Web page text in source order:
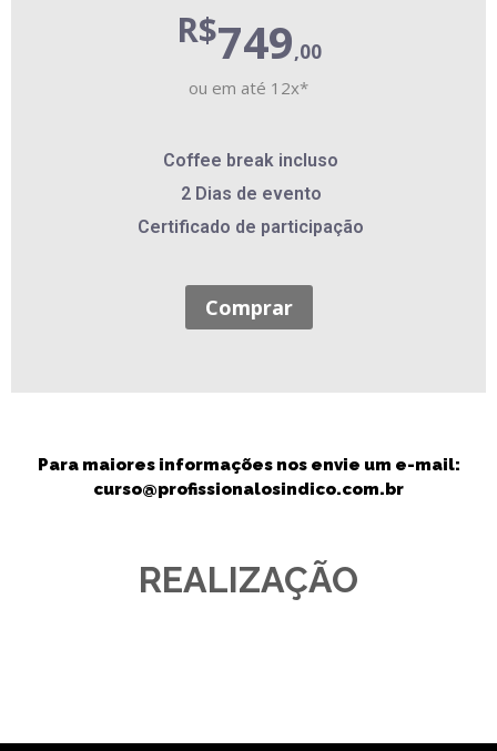
R$749,00
ou em até 12x*
Coffee break incluso
2 Dias de evento
Certificado de participação
Comprar
Para maiores informações nos envie um e-mail:
curso@profissionalosindico.com.br
REALIZAÇÃO